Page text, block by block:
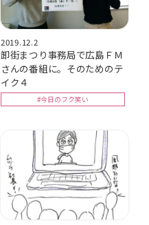
2019.12.2
卸街まつり事務局で広島ＦＭ
さんの番組に。そのためのテ
イク４
#今日のフク笑い